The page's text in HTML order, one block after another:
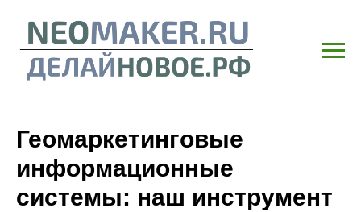
Геомаркетинговые
информационные
системы: наш инструмент